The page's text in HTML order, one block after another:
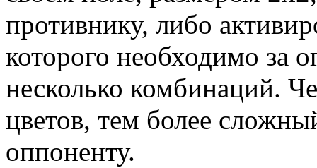
противнику, либо
которого необходимо за
несколько комбинаций.
цветов, тем более
оппоненту.